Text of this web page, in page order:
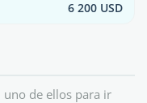
6 200 USD
uno de ellos para ir